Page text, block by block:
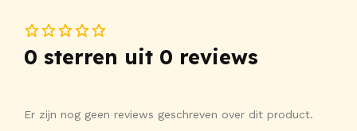
0 sterren uit 0 reviews
Er zijn nog geen reviews geschreven over dit product.